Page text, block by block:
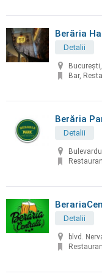
Berăria
Detalii
Bar,
Berăria
Detalii
Detalii
blvd.